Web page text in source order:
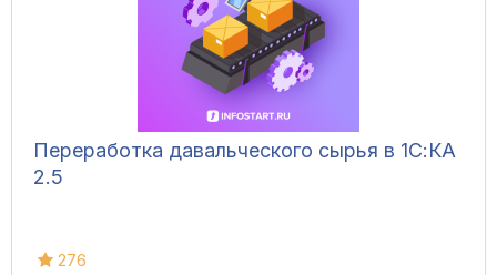
Переработка давальческого сырья в 1С:КА
2.5
276